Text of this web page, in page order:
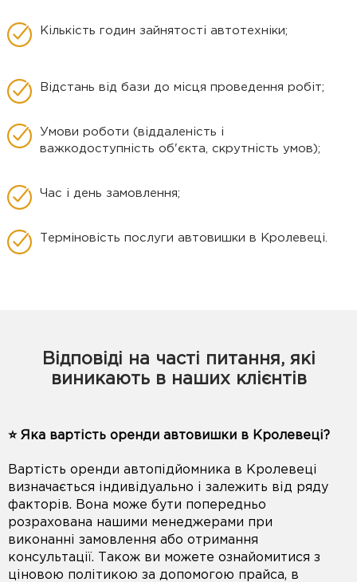
Кількість годин зайнятості автотехніки;
Відстань від бази до місця проведення робіт;
Умови роботи (віддаленість і
важкодоступність об'єкта, скрутність умов);
Час і день замовлення;
Терміновість послуги автовишки в Кролевеці.
Відповіді на часті питання, які
виникають в наших клієнтів
⭐️ Яка вартість оренди автовишки в Кролевеці?
Вартість оренди автопідйомника в Кролевеці
визначається індивідуально і залежить від ряду
факторів. Вона може бути попередньо
розрахована нашими менеджерами при
виконанні замовлення або отримання
консультації. Також ви можете ознайомитися з
ціновою політикою за допомогою прайса, в